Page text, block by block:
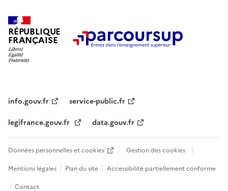
RÉPUBLIQUE
FRANÇAISE
info.gouv.fr
service-public.fr
legifrance.gouv.fr
data.gouv.fr
Données personnelles et cookies
Gestion des cookies
Mentions légales
Plan du site
Accessibilité partiellement conforme
Contact